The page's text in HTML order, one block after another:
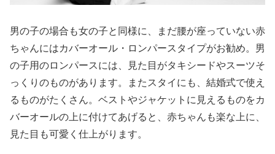
男の子の場合も女の子と同様に、まだ腰が座っていない赤
ちゃんにはカバーオール・ロンパースタイプがお勧め。男
の子用のロンパースには、見た目がタキシードやスーツそ
っくりのものがあります。またスタイにも、結婚式で使え
るものがたくさん。ベストやジャケットに見えるものをカ
バーオールの上に付けてあげると、赤ちゃんも楽な上に、
見た目も可愛く仕上がります。